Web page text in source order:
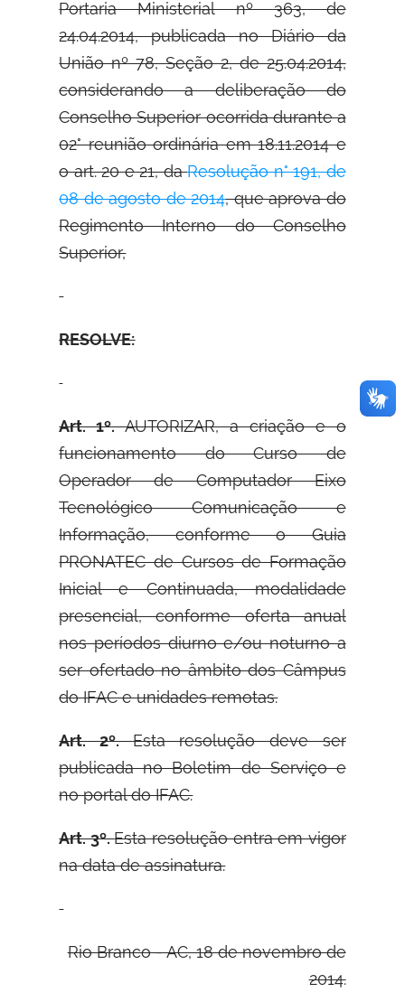
Portaria Ministerial nº 363, de
24.04.2014, publicada no Diário da
União nº 78, Seção 2, de 25.04.2014,
considerando a deliberação do
Conselho Superior ocorrida durante a
02° reunião ordinária em 18.11.2014 e
o art. 20 e 21, daResolução n° 191, de
08 de agosto de 2014, que aprova do
Regimento Interno do Conselho
Superior,
RESOLVE:
Art. 1º.AUTORIZAR, a criação e o
funcionamento do Curso de
Operador de Computador Eixo
Tecnológico Comunicação e
Informação, conforme o Guia
PRONATEC de Cursos de Formação
Inicial e Continuada, modalidade
presencial, conforme oferta anual
nos períodos diurno e/ou noturno a
ser ofertado no âmbito dos Câmpus
do IFAC e unidades remotas.
Art. 2º.Esta resolução deve ser
publicada no Boletim de Serviço e
no portal do IFAC.
Art. 3º.Esta resolução entra em vigor
na data de assinatura.
Rio Branco - AC, 18 de novembro de
2014.